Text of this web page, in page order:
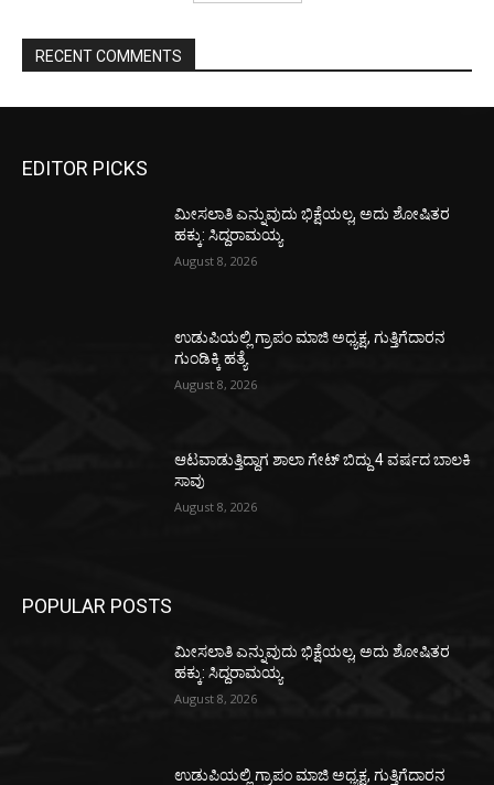
RECENT COMMENTS
EDITOR PICKS
ಮೀಸಲಾತಿ ಎನ್ನುವುದು ಭಿಕ್ಷೆಯಲ್ಲ, ಅದು ಶೋಷಿತರ
ಹಕ್ಕು: ಸಿದ್ದರಾಮಯ್ಯ
August 8, 2026
ಉಡುಪಿಯಲ್ಲಿ ಗ್ರಾಪಂ ಮಾಜಿ ಅಧ್ಯಕ್ಷ, ಗುತ್ತಿಗೆದಾರನ
ಗುಂಡಿಕ್ಕಿ ಹತ್ಯೆ
August 8, 2026
ಆಟವಾಡುತ್ತಿದ್ದಾಗ ಶಾಲಾ ಗೇಟ್‌ ಬಿದ್ದು 4 ವರ್ಷದ ಬಾಲಕಿ
ಸಾವು
August 8, 2026
POPULAR POSTS
ಮೀಸಲಾತಿ ಎನ್ನುವುದು ಭಿಕ್ಷೆಯಲ್ಲ, ಅದು ಶೋಷಿತರ
ಹಕ್ಕು: ಸಿದ್ದರಾಮಯ್ಯ
August 8, 2026
ಉಡುಪಿಯಲ್ಲಿ ಗ್ರಾಪಂ ಮಾಜಿ ಅಧ್ಯಕ್ಷ, ಗುತ್ತಿಗೆದಾರನ